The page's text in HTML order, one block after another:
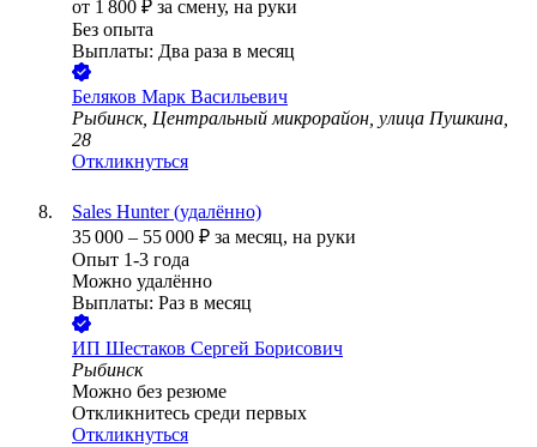
от 1 800 ₽ за смену, на руки
Без опыта
Выплаты: Два раза в месяц
Беляков Марк Васильевич
Рыбинск, Центральный микрорайон, улица Пушкина,
28
Откликнуться
Sales Hunter (удалённо)
35 000 – 55 000 ₽ за месяц, на руки
Опыт 1-3 года
Можно удалённо
Выплаты: Раз в месяц
ИП Шестаков Сергей Борисович
Рыбинск
Можно без резюме
Откликнитесь среди первых
Откликнуться